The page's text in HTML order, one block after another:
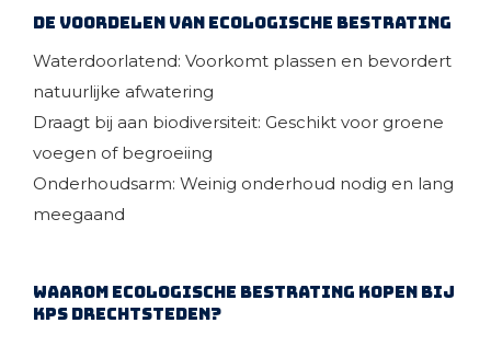
De voordelen van ecologische bestrating
Waterdoorlatend: Voorkomt plassen en bevordert
natuurlijke afwatering
Draagt bij aan biodiversiteit: Geschikt voor groene
voegen of begroeiing
Onderhoudsarm: Weinig onderhoud nodig en lang
meegaand
Waarom ecologische bestrating kopen bij
KPS Drechtsteden?